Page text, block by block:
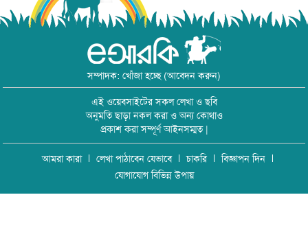
সম্পাদক: খোঁজা হচ্ছে (আবেদন করুন)
এই ওয়েবসাইটের সকল লেখা ও ছবি
অনুমতি ছাড়া নকল করা ও অন্য কোথাও
প্রকাশ করা সম্পূর্ণ আইনসম্মত |
আমরা কারা লেখা পাঠাবেন যেভাবে চাকরি
বিজ্ঞাপন দিন
যোগাযোগ বিভিন্ন উপায়